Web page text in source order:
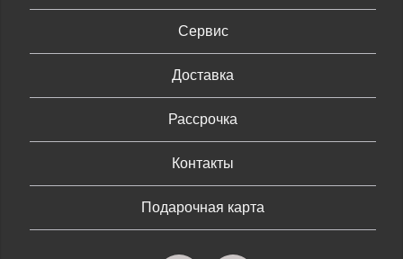
Сервис
Доставка
Рассрочка
Контакты
Подарочная карта